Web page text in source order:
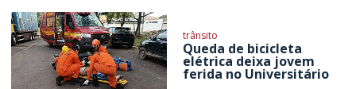
trânsito
Queda de bicicleta
elétrica deixa jovem
ferida no Universitário